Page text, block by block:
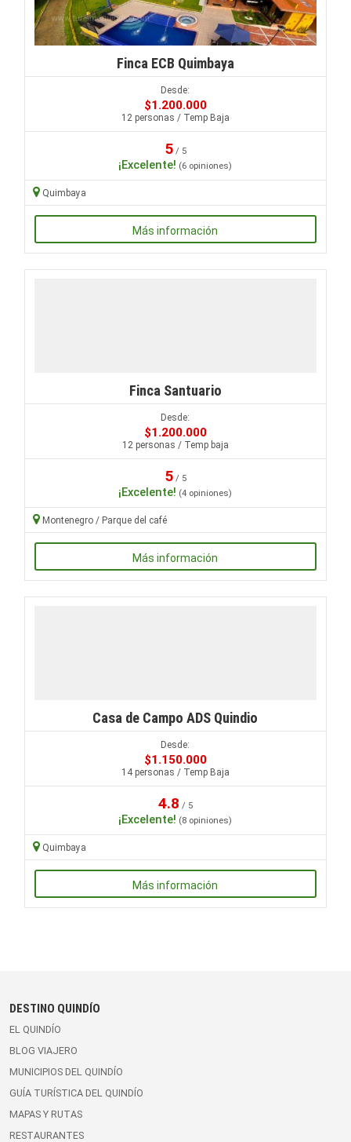
Finca ECB Quimbaya
Desde:
$1.200.000
12 personas / Temp Baja
5/ 5
¡Excelente! (6 opiniones)
Quimbaya
Más información
Finca Santuario
Desde:
$1.200.000
12 personas / Temp baja
5/ 5
¡Excelente! (4 opiniones)
Montenegro / Parque del café
Más información
Casa de Campo ADS Quindio
Desde:
$1.150.000
14 personas / Temp Baja
4.8 / 5
¡Excelente! (8 opiniones)
Quimbaya
Más información
DESTINO QUINDÍO
EL QUINDÍO
BLOG VIAJERO
MUNICIPIOS DEL QUINDÍO
GUÍA TURÍSTICA DEL QUINDÍO
MAPAS Y RUTAS
RESTAURANTES